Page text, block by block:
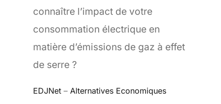
connaître l’impact de votre
consommation électrique en
matière d’émissions de gaz à effet
de serre ?
EDJNet – Alternatives Economiques